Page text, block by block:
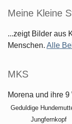
Meine Kleine
...zeigt Bilder aus
Menschen. Alle
MKS
Morena und ihre 9
Geduldige
Jungfernkopf